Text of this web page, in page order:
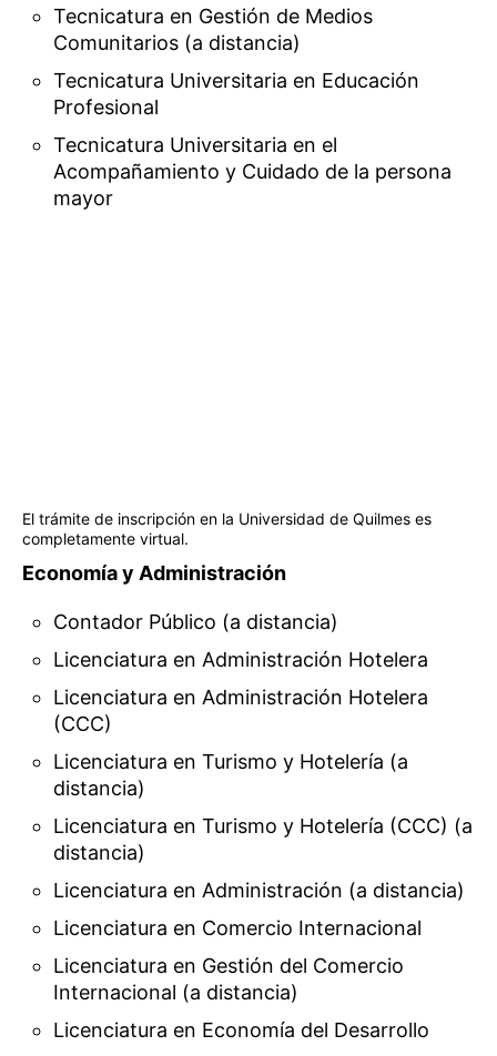
Tecnicatura en Gestión de Medios
Comunitarios (a distancia)
Tecnicatura Universitaria en Educación
Profesional
Tecnicatura Universitaria en el
Acompañamiento y Cuidado de la persona
mayor
El trámite de inscripción en la Universidad de Quilmes es
completamente virtual.
Economía y Administración
Contador Público (a distancia)
Licenciatura en Administración Hotelera
Licenciatura en Administración Hotelera
(CCC)
Licenciatura en Turismo y Hotelería (a
distancia)
Licenciatura en Turismo y Hotelería (CCC) (a
distancia)
Licenciatura en Administración (a distancia)
Licenciatura en Comercio Internacional
Licenciatura en Gestión del Comercio
Internacional (a distancia)
Licenciatura en Economía del Desarrollo